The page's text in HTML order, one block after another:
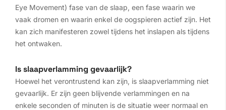
Eye Movement) fase van de slaap, een fase waarin we
vaak dromen en waarin enkel de oogspieren actief zijn. Het
kan zich manifesteren zowel tijdens het inslapen als tijdens
het ontwaken.
Is slaapverlamming gevaarlijk?
Hoewel het verontrustend kan zijn, is slaapverlamming niet
gevaarlijk. Er zijn geen blijvende verlammingen en na
enkele seconden of minuten is de situatie weer normaal en